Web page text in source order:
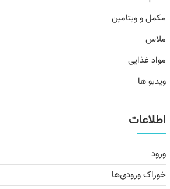
مکمل و ویتامین
ملاس
مواد غذایی
ویدیو ها
اطلاعات
ورود
خوراک ورودی‌ها